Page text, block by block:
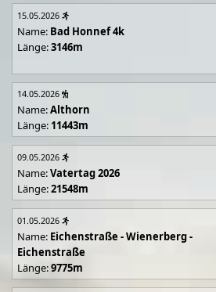
15.05.2026
Name: Bad Honnef 4k
Länge:3146m
14.05.2026
Name:Althorn
Länge: 11443m
09.05.2026
Name:Vatertag 2026
Länge:21548m
01.05.2026
Name: Eichenstraße - Wienerberg -
Eichenstraße
Länge:9775m